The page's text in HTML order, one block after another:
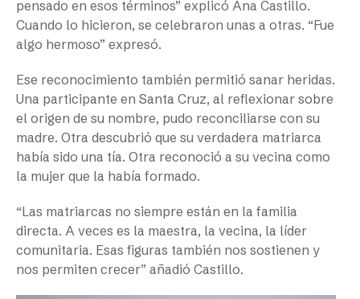
pensado en esos términos” explicó Ana Castillo.
Cuando lo hicieron, se celebraron unas a otras. “Fue
algo hermoso” expresó.
Ese reconocimiento también permitió sanar heridas.
Una participante en Santa Cruz, al reflexionar sobre
el origen de su nombre, pudo reconciliarse con su
madre. Otra descubrió que su verdadera matriarca
había sido una tía. Otra reconoció a su vecina como
la mujer que la había formado.
“Las matriarcas no siempre están en la familia
directa. A veces es la maestra, la vecina, la líder
comunitaria. Esas figuras también nos sostienen y
nos permiten crecer” añadió Castillo.